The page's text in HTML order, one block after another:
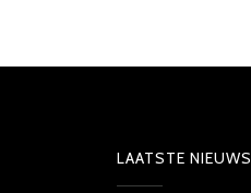
LAATSTE NIEUWS